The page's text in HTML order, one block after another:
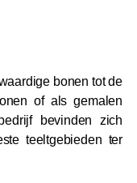
bonen tot de
of als gemalen
bevinden zich
teeltgebieden ter